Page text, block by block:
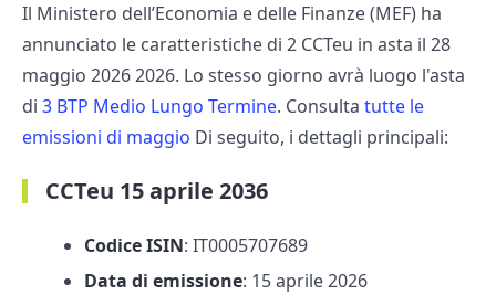
Il Ministero dell’Economia e delle Finanze (MEF) ha
annunciato le caratteristiche di 2 CCTeu in asta il 28
maggio 2026 2026. Lo stesso giorno avrà luogo l'asta
di 3 BTP Medio Lungo Termine. Consulta tutte le
emissioni di maggio Di seguito, i dettagli principali:
CCTeu 15 aprile 2036
Codice ISIN: IT0005707689
Data di emissione: 15 aprile 2026